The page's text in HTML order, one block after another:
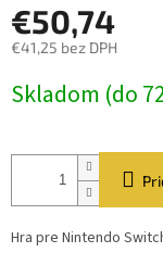
€50,74
€41,25 bez DPH
cena:
Skladom (do
Hra pre Nintendo